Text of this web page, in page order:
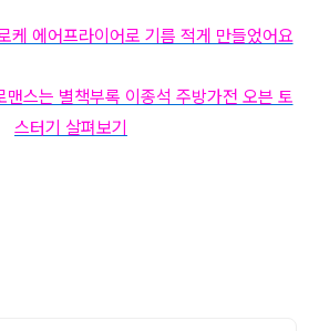
케 에어프라이어로 기름 적게 만들었어요
스는 별책부록 이종석 주방가전 오븐 토
스터기 살펴보기